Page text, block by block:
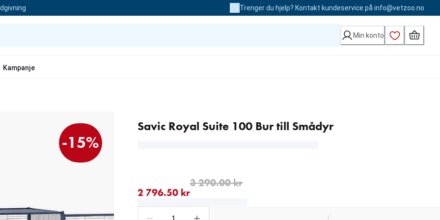
Trenger du hjelp? Kontakt kundeservice på info@vetzoo.no
Min konto
Kampanje
Savic Royal Suite 100 Bur till Smådyr
-15%
2 796.50 kr
nåværende pris 2 796.50 kr
3 290.00 kr
opprinnelig pris 3 290.00 kr
Loading...